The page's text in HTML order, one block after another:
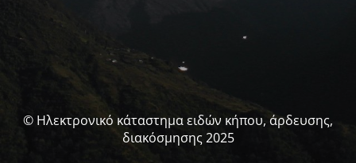
© Ηλεκτρονικό κάταστημα ειδών κήπου, άρδευσης,
διακόσμησης 2025